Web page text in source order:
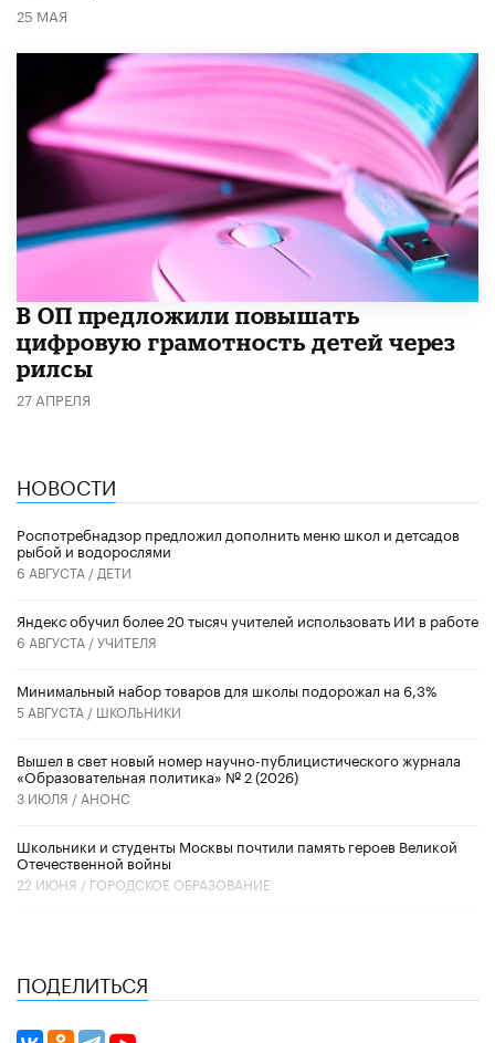
25 МАЯ
В ОП предложили повышать
цифровую грамотность детей через
рилсы
27 АПРЕЛЯ
НОВОСТИ
Роспотребнадзор предложил дополнить меню школ и детсадов
рыбой и водорослями
6 АВГУСТА / ДЕТИ
​Яндекс обучил более 20 тысяч учителей использовать ИИ в работе
6 АВГУСТА /УЧИТЕЛЯ
Минимальный набор товаров для школы подорожал на 6,3%
5 АВГУСТА / ШКОЛЬНИКИ
Вышел в свет новый номер научно-публицистического журнала
«Образовательная политика» № 2 (2026)
3 ИЮЛЯ / АНОНС
Школьники и студенты Москвы почтили память героев Великой
Отечественной войны
22 ИЮНЯ / ГОРОДСКОЕ ОБРАЗОВАНИЕ
ПОДЕЛИТЬСЯ